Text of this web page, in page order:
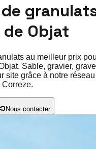
Objat
au meilleur prix
. Sable, gravier,
site grâce à notre
Correze.
Nous contacter